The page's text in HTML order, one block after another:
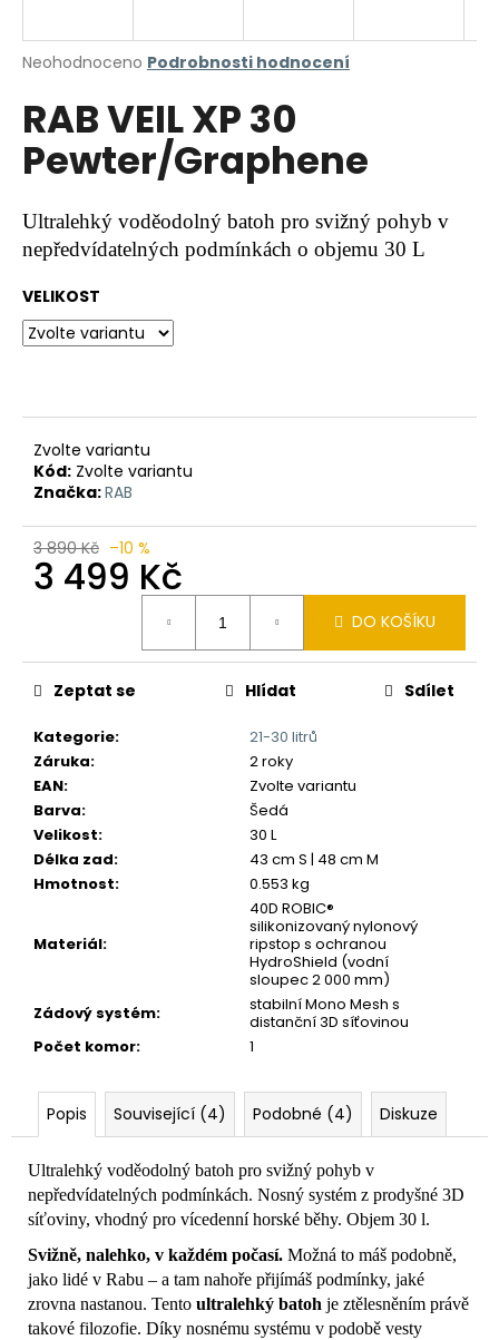
Průměrné
produktu
je
0,0
hvězdiček.
Neohodnoceno Podrobnosti hodnocení
RAB VEIL XP 30
Pewter/Graphene
Ultralehký voděodolný batoh pro svižný pohyb v
nepředvídatelných podmínkách o objemu 30 L
VELIKOST
Zvolte variantu
Kód: Zvolte variantu
Značka:RAB
3 890 Kč –10 %
3 499 Kč
DO KOŠÍKU
Kategorie:
21-30 litrů
Záruka:
2 roky
EAN:
Zvolte variantu
Barva:
Šedá
Velikost:
30 L
Délka zad:
43 cm S | 48 cm M
Hmotnost: 0.553 kg
Materiál:
40D ROBIC®
silikonizovaný nylonový
ripstop s ochranou
HydroShield (vodní
sloupec 2 000 mm)
Zádový systém:
stabilní Mono Mesh s
distanční 3D síťovinou
Počet komor: 1
Zeptat se Hlídat Sdílet
Popis Související (4) Podobné (4) Diskuze
Ultralehký voděodolný batoh pro svižný pohyb v
nepředvídatelných podmínkách. Nosný systém z prodyšné 3D
síťoviny, vhodný pro vícedenní horské běhy. Objem 30 l.
Svižně, nalehko, v každém počasí. Možná to máš podobně,
jako lidé v Rabu – a tam nahoře přijímáš podmínky, jaké
zrovna nastanou. Tento ultralehký batoh je ztělesněním právě
takové filozofie. Díky nosnému systému v podobě vesty
j
t
?
HLEDAT
D
u
č
u
e